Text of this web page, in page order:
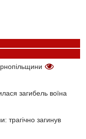
загибель воїна
трагічно загинув